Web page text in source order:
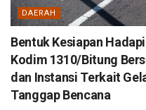
DAERAH
Bentuk Kesiapan
Kodim 1310/Bitung
dan Instansi Terkait
Tanggap Bencana